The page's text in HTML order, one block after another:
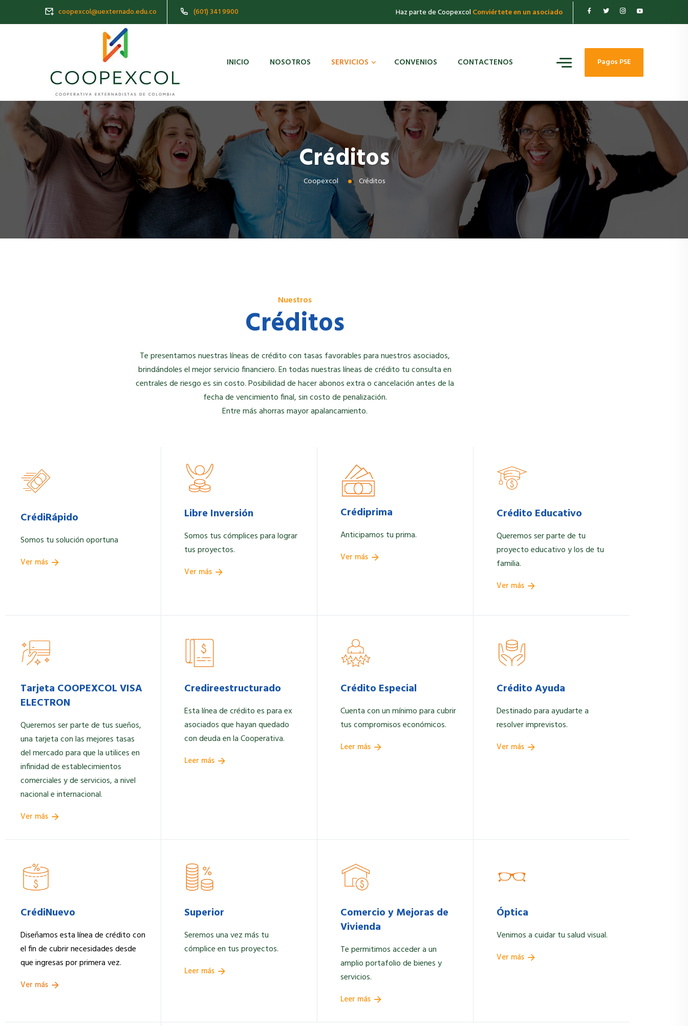
coopexcol@uexternado.edu.co (601) 341 9900 Haz parte de CoopexcolConviértete en un asociado
INICIO NOSOTROS SERVICIOS CONVENIOS CONTACTENOS Pagos PSE
Créditos
Coopexcol Créditos
Nuestros
Créditos
Te presentamos nuestras líneas de crédito con tasas favorables para nuestros asociados,
brindándoles el mejor servicio financiero. En todas nuestras líneas de crédito tu consulta en
centrales de riesgo es sin costo. Posibilidad de hacer abonos extra o cancelación antes de la
fecha de vencimiento final, sin costo de penalización.
Entre más ahorras mayor apalancamiento.
CrédiRápido
Somos tu solución oportuna
Ver más
Libre Inversión
Somos tus cómplices para lograr
tus proyectos.
Ver más
Crédiprima
Anticipamos tu prima.
Ver más
Crédito Educativo
Queremos ser parte de tu
proyecto educativo y los de tu
familia.
Ver más
Tarjeta COOPEXCOL VISA
ELECTRON
Queremos ser parte de tus sueños,
una tarjeta con las mejores tasas
del mercado para que la utilices en
infinidad de establecimientos
comerciales y de servicios, a nivel
nacional e internacional.
Ver más
Credireestructurado
Esta línea de crédito es para ex
asociados que hayan quedado
con deuda en la Cooperativa.
Leer más
Crédito Especial
Cuenta con un mínimo para cubrir
tus compromisos económicos.
Leer más
Crédito Ayuda
Destinado para ayudarte a
resolver imprevistos.
Ver más
CrédiNuevo
Diseñamos esta línea de crédito con
el fin de cubrir necesidades desde
que ingresas por primera vez.
Ver más
Superior
Seremos una vez más tu
cómplice en tus proyectos.
Leer más
Comercio y Mejoras de
Vivienda
Te permitimos acceder a un
amplio portafolio de bienes y
servicios.
Leer más
Óptica
Venimos a cuidar tu salud visual.
Ver más